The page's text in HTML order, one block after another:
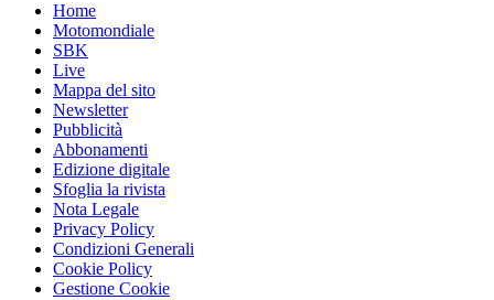
Home
Motomondiale
SBK
Live
Mappa del sito
Newsletter
Pubblicità
Abbonamenti
Edizione digitale
Sfoglia la rivista
Nota Legale
Privacy Policy
Condizioni Generali
Cookie Policy
Gestione Cookie